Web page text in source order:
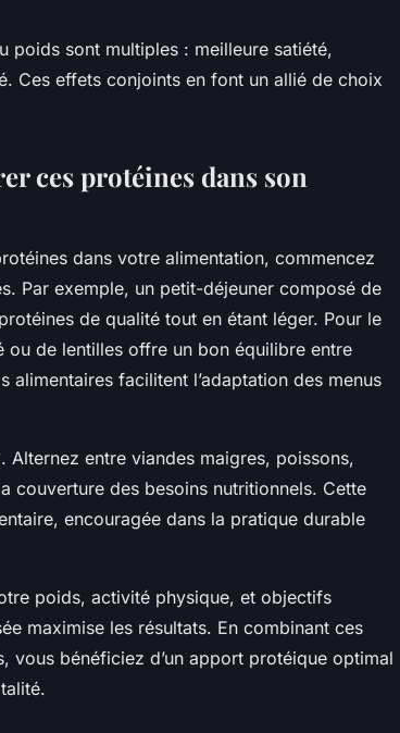
poids sont multiples : meilleure satiété,
Ces effets conjoints en font un allié de choix
ces protéines dans son
dans votre alimentation, commencez
Par exemple, un petit-déjeuner composé de
de qualité tout en étant léger. Pour le
ou de lentilles offre un bon équilibre entre
alimentaires facilitent l’adaptation des menus
Alternez entre viandes maigres, poissons,
des besoins nutritionnels. Cette
encouragée dans la pratique durable
poids, activité physique, et objectifs
maximise les résultats. En combinant ces
vous bénéficiez d’un apport protéique optimal